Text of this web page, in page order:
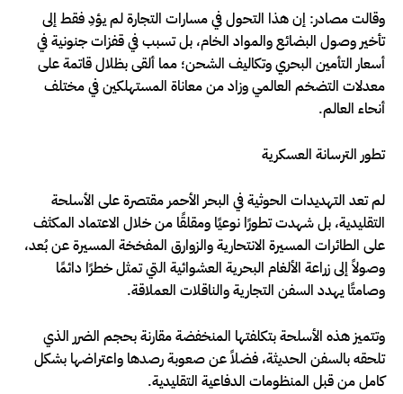
وقالت مصادر: إن هذا التحول في مسارات التجارة لم يؤدِ فقط إلى
تأخير وصول البضائع والمواد الخام، بل تسبب في قفزات جنونية في
أسعار التأمين البحري وتكاليف الشحن؛ مما ألقى بظلال قاتمة على
معدلات التضخم العالمي وزاد من معاناة المستهلكين في مختلف
أنحاء العالم.
تطور الترسانة العسكرية
لم تعد التهديدات الحوثية في البحر الأحمر مقتصرة على الأسلحة
التقليدية، بل شهدت تطورًا نوعيًا ومقلقًا من خلال الاعتماد المكثف
على الطائرات المسيرة الانتحارية والزوارق المفخخة المسيرة عن بُعد،
وصولاً إلى زراعة الألغام البحرية العشوائية التي تمثل خطرًا دائمًا
وصامتًا يهدد السفن التجارية والناقلات العملاقة.
وتتميز هذه الأسلحة بتكلفتها المنخفضة مقارنة بحجم الضرر الذي
تلحقه بالسفن الحديثة، فضلاً عن صعوبة رصدها واعتراضها بشكل
كامل من قبل المنظومات الدفاعية التقليدية.